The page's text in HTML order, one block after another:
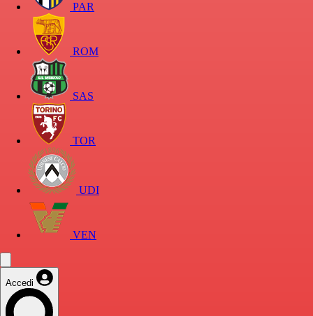
PAR
ROM
SAS
TOR
UDI
VEN
Accedi